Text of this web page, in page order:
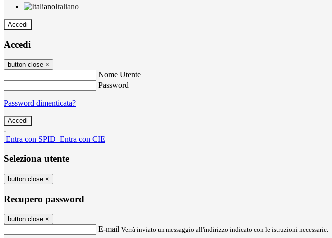
Italiano
Accedi
Accedi
button close ×
Nome Utente
Password
Password dimenticata?
-
Entra con SPID Entra con CIE
Seleziona utente
button close ×
Recupero password
button close ×
E-mail Verrà inviato un messaggio all'indirizzo indicato con le istruzioni necessarie.